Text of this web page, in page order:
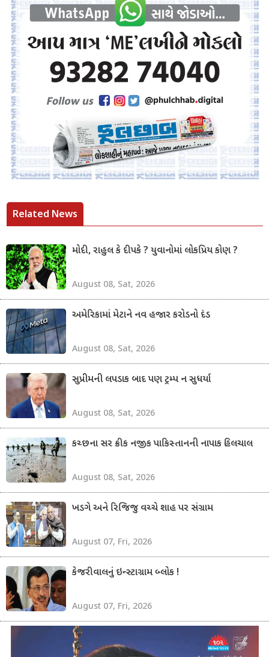
Related News
મોદી, રાહુલ કે દીપકે ? યુવાનોમાં લોકપ્રિય કોણ ?
August 08, Sat, 2026
અમેરિકામાં મેટાને નવ હજાર કરોડનો દંડ
August 08, Sat, 2026
સુપ્રીમની લપડાક બાદ પણ ટ્રમ્પ ન સુધર્યા
August 08, Sat, 2026
કચ્છના સર ક્રીક નજીક પાકિસ્તાનની નાપાક હિલચાલ
August 08, Sat, 2026
ખડગે અને રિજિજુ વચ્ચે શાહ પર સંગ્રામ
August 07, Fri, 2026
કેજરીવાલનું ઇન્સ્ટાગ્રામ બ્લોક !
August 07, Fri, 2026